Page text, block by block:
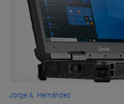
Jorge A. Hernández